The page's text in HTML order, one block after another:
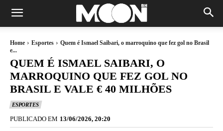
Home Esportes
Quem é Ismael Saibari, o marroquino que fez gol no Brasil
e...
QUEM É ISMAEL SAIBARI, O
MARROQUINO QUE FEZ GOL NO
BRASIL E VALE € 40 MILHÕES
ESPORTES
PUBLICADO EM 13/06/2026, 20:20